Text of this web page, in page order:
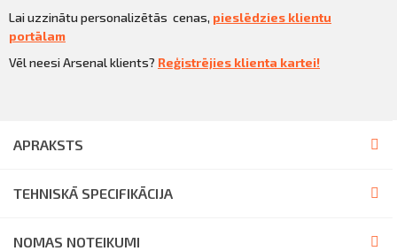
Lai uzzinātu personalizētās cenas, pieslēdzies klientu
portālam
Vēl neesi Arsenal klients? Reģistrējies klienta kartei!
APRAKSTS
TEHNISKĀ SPECIFIKĀCIJA
NOMAS NOTEIKUMI